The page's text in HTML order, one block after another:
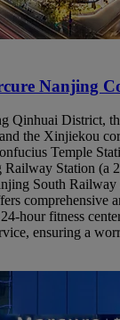
Nanjing
Qinhuai District,
the Xinjiekou
Temple
Station (a
South Railway
comprehensive
hour fitness
ensuring a